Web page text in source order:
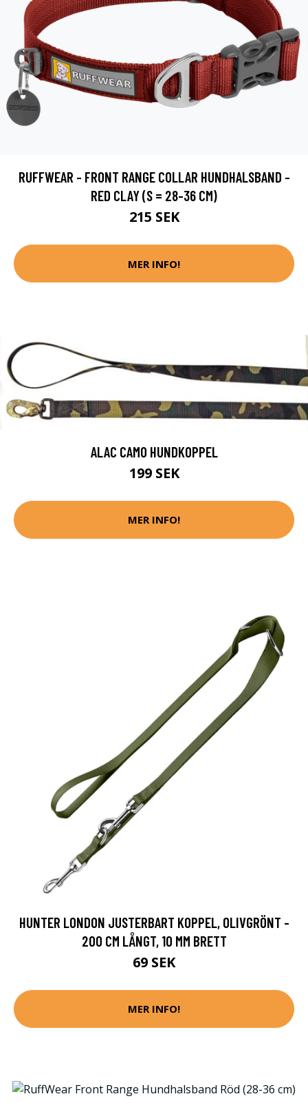
RUFFWEAR - FRONT RANGE COLLAR HUNDHALSBAND -
RED CLAY (S = 28-36 CM)
215 SEK
MER INFO!
ALAC CAMO HUNDKOPPEL
199 SEK
MER INFO!
HUNTER LONDON JUSTERBART KOPPEL, OLIVGRÖNT -
200 CM LÅNGT, 10 MM BRETT
69 SEK
MER INFO!